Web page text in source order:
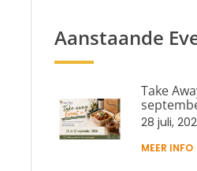
Aanstaande
Take
28 juli,
MEER INFO